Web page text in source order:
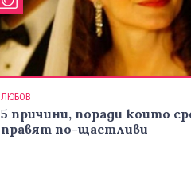
ЛЮБОВ
5 причини, поради които
правят по-щастливи